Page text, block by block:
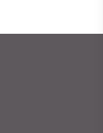
Параметри